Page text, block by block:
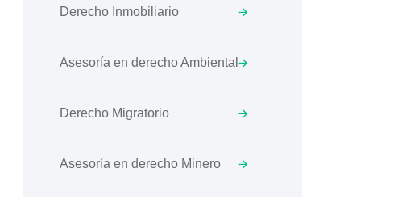
Derecho Inmobiliario
Asesoría en derecho Ambiental
Derecho Migratorio
Asesoría en derecho Minero